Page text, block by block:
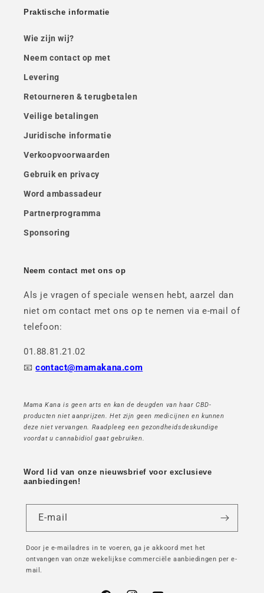
Praktische informatie
Wie zijn wij?
Neem contact op met
Levering
Retourneren & terugbetalen
Veilige betalingen
Juridische informatie
Verkoopvoorwaarden
Gebruik en privacy
Word ambassadeur
Partnerprogramma
Sponsoring
Neem contact met ons op
Als je vragen of speciale wensen hebt, aarzel dan
niet om contact met ons op te nemen via e-mail of
telefoon:
01.88.81.21.02
📧contact@mamakana.com
Mama Kana is geen arts en kan de deugden van haar CBD-
producten niet aanprijzen. Het zijn geen medicijnen en kunnen
deze niet vervangen. Raadpleeg een gezondheidsdeskundige
voordat u cannabidiol gaat gebruiken.
Word lid van onze nieuwsbrief voor exclusieve
aanbiedingen!
E-mail
Door je e-mailadres in te voeren, ga je akkoord met het
ontvangen van onze wekelijkse commerciële aanbiedingen per e-
mail.